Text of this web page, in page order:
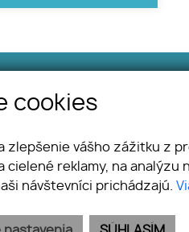
323
Odstúpenie od zmluvy
cookies
vášho zážitku z
reklamy, na analýzu
návštevníci prichádzajú.